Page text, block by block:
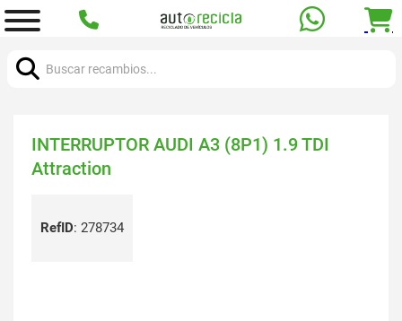
INTERRUPTOR AUDI A3 (8P1) 1.9 TDI
Attraction
RefID: 278734